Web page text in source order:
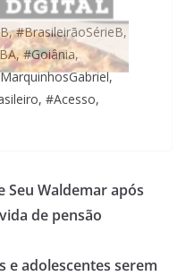
#BrasileirãoSérieB,
#Goiânia,
#Acesso,
Seu Waldemar após
de pensão
e adolescentes serem